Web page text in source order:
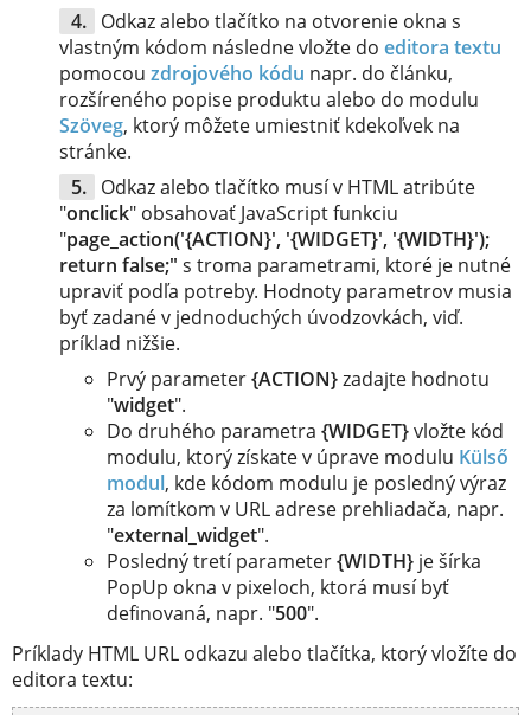
Odkaz alebo tlačítko na otvorenie okna s
vlastným kódom následne vložte do editora textu
pomocou zdrojového kódu napr. do článku,
rozšíreného popise produktu alebo do modulu
Szöveg, ktorý môžete umiestniť kdekoľvek na
stránke.
Odkaz alebo tlačítko musí v HTML atribúte
"onclick" obsahovať JavaScript funkciu
"page_action('{ACTION}', '{WIDGET}', '{WIDTH}');
return false;" s troma parametrami, ktoré je nutné
upraviť podľa potreby. Hodnoty parametrov musia
byť zadané v jednoduchých úvodzovkách, viď.
príklad nižšie.
Prvý parameter{ACTION}zadajte hodnotu
"widget".
Do druhého parametra {WIDGET}vložte kód
modulu, ktorý získate v úprave modulu ​ Külső
modul​, kde kódom modulu je posledný výraz
za lomítkom v URL adrese prehliadača, napr.
"external_widget".
Posledný tretí parameter{WIDTH} je šírka
PopUp okna v pixeloch, ktorá musí byť
definovaná, napr. "500".
Príklady HTML URL odkazu alebo tlačítka, ktorý vložíte do
editora textu: